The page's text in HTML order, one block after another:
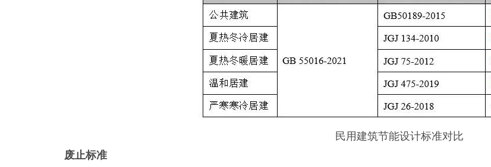
民用建筑节能设计标准对比
废止标准